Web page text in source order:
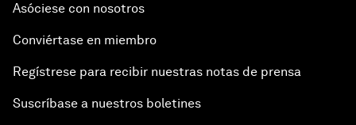
Asóciese con nosotros
Conviértase en miembro
Regístrese para recibir nuestras notas de prensa
Suscríbase a nuestros boletines